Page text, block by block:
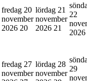
fredag 20
november
2026 20
lördag 21
november
2026 21
22
2026
fredag 27
november
lördag 28
november
29